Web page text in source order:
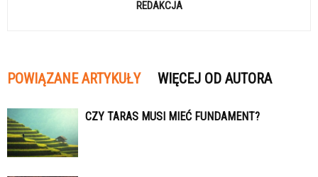
REDAKCJA
POWIĄZANE ARTYKUŁY WIĘCEJ OD AUTORA
CZY TARAS MUSI MIEĆ FUNDAMENT?